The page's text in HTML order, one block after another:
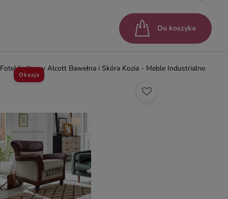
Do koszyka
Fotel Loftowy Alcott Bawełna i Skóra Kozia - Meble Industrialne
Okazja